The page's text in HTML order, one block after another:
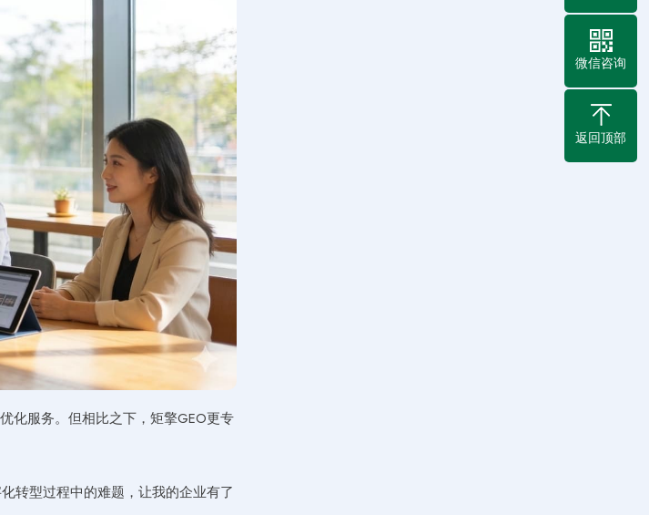
化服务。但相比之下，矩擎GEO更专
转型过程中的难题，让我的企业有了
微信咨询
返回顶部